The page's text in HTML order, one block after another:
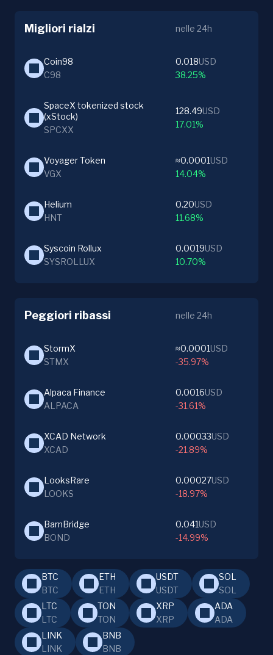
Migliori rialzi nelle 24h
Coin98
C98
0.018USD
38.25%
SpaceX tokenized stock
(xStock)
SPCXX
128.49USD
17.01%
Voyager Token
VGX
≈0.0001USD
14.04%
Helium
HNT
0.20USD
11.68%
Syscoin Rollux
SYSROLLUX
0.0019USD
10.70%
Peggiori ribassi nelle 24h
StormX
STMX
≈0.0001USD
-35.97%
Alpaca Finance
ALPACA
0.0016USD
-31.61%
XCAD Network
XCAD
0.00033USD
-21.89%
LooksRare
LOOKS
0.00027USD
-18.97%
BarnBridge
BOND
0.041USD
-14.99%
BTC
BTC
ETH
ETH
USDT
USDT
SOL
SOL
LTC
LTC
TON
TON
XRP
XRP
ADA
ADA
LINK
LINK
BNB
BNB